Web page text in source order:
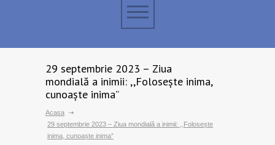
29 septembrie 2023 – Ziua
mondială a inimii: ,,Folosește inima,
cunoaște inima”
Acasa
29 septembrie 2023 – Ziua mondială a inimii: ,,Folosește
inima, cunoaște inima”